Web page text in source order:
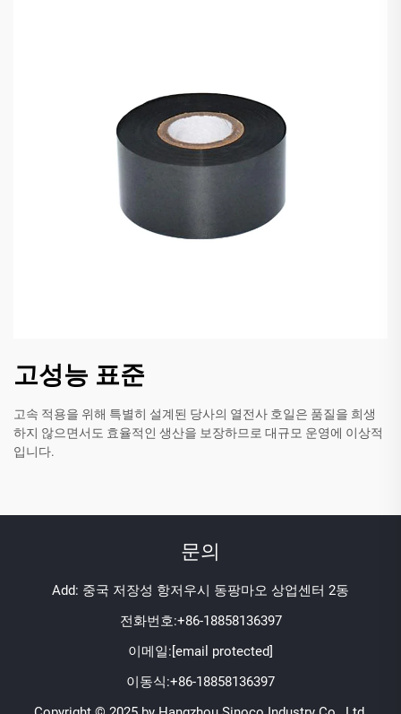
고성능 표준
고속 적용을 위해 특별히 설계된 당사의 열전사 호일은 품질을 희생
하지 않으면서도 효율적인 생산을 보장하므로 대규모 운영에 이상적
입니다.
문의
Add: 중국 저장성 항저우시 동팡마오 상업센터 2동
전화번호:+86-18858136397
이메일:[email protected]
이동식:+86-18858136397